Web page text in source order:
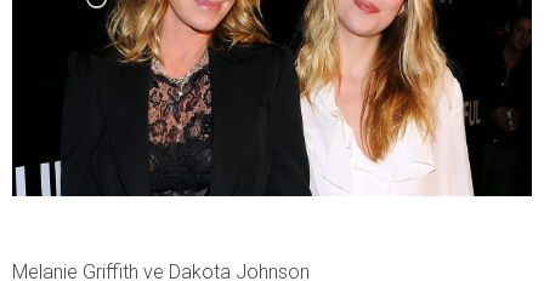
Melanie Griffith ve Dakota Johnson